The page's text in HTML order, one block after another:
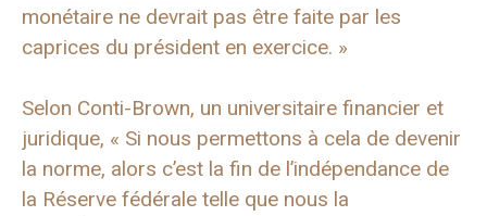
monétaire ne devrait pas être faite par les
caprices du président en exercice. »
Selon Conti-Brown, un universitaire financier et
juridique, « Si nous permettons à cela de devenir
la norme, alors c’est la fin de l’indépendance de
la Réserve fédérale telle que nous la